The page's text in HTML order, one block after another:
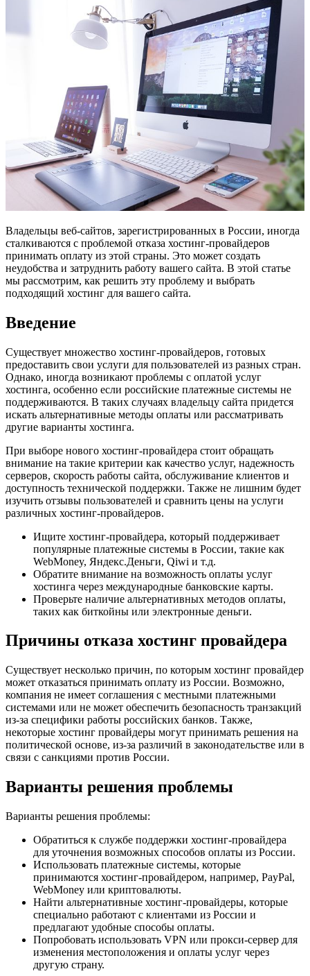
Владельцы веб-сайтов, зарегистрированных в России, иногда
сталкиваются с проблемой отказа хостинг-провайдеров
принимать оплату из этой страны. Это может создать
неудобства и затруднить работу вашего сайта. В этой статье
мы рассмотрим, как решить эту проблему и выбрать
подходящий хостинг для вашего сайта.
Введение
Существует множество хостинг-провайдеров, готовых
предоставить свои услуги для пользователей из разных стран.
Однако, иногда возникают проблемы с оплатой услуг
хостинга, особенно если российские платежные системы не
поддерживаются. В таких случаях владельцу сайта придется
искать альтернативные методы оплаты или рассматривать
другие варианты хостинга.
При выборе нового хостинг-провайдера стоит обращать
внимание на такие критерии как качество услуг, надежность
серверов, скорость работы сайта, обслуживание клиентов и
доступность технической поддержки. Также не лишним будет
изучить отзывы пользователей и сравнить цены на услуги
различных хостинг-провайдеров.
Ищите хостинг-провайдера, который поддерживает
популярные платежные системы в России, такие как
WebMoney, Яндекс.Деньги, Qiwi и т.д.
Обратите внимание на возможность оплаты услуг
хостинга через международные банковские карты.
Проверьте наличие альтернативных методов оплаты,
таких как биткойны или электронные деньги.
Причины отказа хостинг провайдера
Существует несколько причин, по которым хостинг провайдер
может отказаться принимать оплату из России. Возможно,
компания не имеет соглашения с местными платежными
системами или не может обеспечить безопасность транзакций
из-за специфики работы российских банков. Также,
некоторые хостинг провайдеры могут принимать решения на
политической основе, из-за различий в законодательстве или в
связи с санкциями против России.
Варианты решения проблемы
Варианты решения проблемы:
Обратиться к службе поддержки хостинг-провайдера
для уточнения возможных способов оплаты из России.
Использовать платежные системы, которые
принимаются хостинг-провайдером, например, PayPal,
WebMoney или криптовалюты.
Найти альтернативные хостинг-провайдеры, которые
специально работают с клиентами из России и
предлагают удобные способы оплаты.
Попробовать использовать VPN или прокси-сервер для
изменения местоположения и оплаты услуг через
другую страну.